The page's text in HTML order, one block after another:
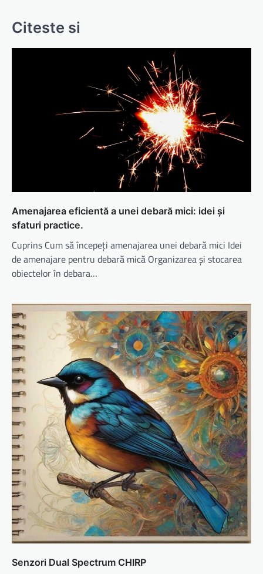
Citeste si
Amenajarea eficientă a unei debară mici: idei și
sfaturi practice.
Cuprins Cum să începeți amenajarea unei debară mici Idei
de amenajare pentru debară mică Organizarea și stocarea
obiectelor în debara…
Senzori Dual Spectrum CHIRP